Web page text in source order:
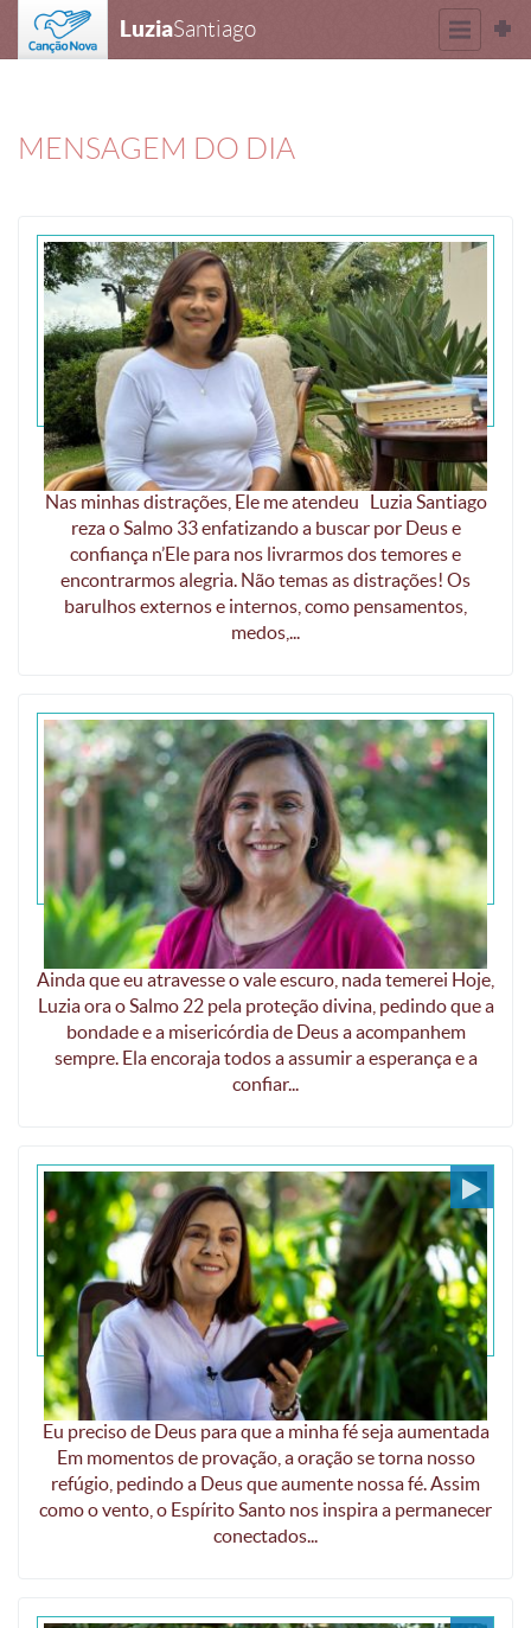
LuziaSantiago
MENSAGEM DO DIA
Procurei o Senhor, e Ele me atendeu
Nas minhas distrações, Ele me atendeu Luzia Santiago
reza o Salmo 33 enfatizando a buscar por Deus e
confiança n’Ele para nos livrarmos dos temores e
encontrarmos alegria. Não temas as distrações! Os
barulhos externos e internos, como pensamentos,
medos,...
Eu nada temerei
Ainda que eu atravesse o vale escuro, nada temerei Hoje,
Luzia ora o Salmo 22 pela proteção divina, pedindo que a
bondade e a misericórdia de Deus a acompanhem
sempre. Ela encoraja todos a assumir a esperança e a
confiar...
Deus, eu creio, mas aumentai a minha fé
Eu preciso de Deus para que a minha fé seja aumentada
Em momentos de provação, a oração se torna nosso
refúgio, pedindo a Deus que aumente nossa fé. Assim
como o vento, o Espírito Santo nos inspira a permanecer
conectados...